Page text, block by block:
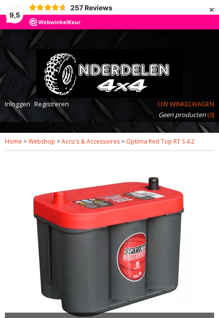
9,5
257 Reviews ×
Inloggen Registreren
UW WINKELWAGEN
Geen producten(0)
Home >Webshop >Accu's & Accessoires > Optima Red Top RT S 4.2